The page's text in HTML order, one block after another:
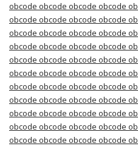
obcode obcode obcode obcode
obcode obcode obcode obcode
obcode obcode obcode obcode
obcode obcode obcode obcode
obcode obcode obcode obcode
obcode obcode obcode obcode
obcode obcode obcode obcode
obcode obcode obcode obcode
obcode obcode obcode obcode
obcode obcode obcode obcode
obcode obcode obcode obcode